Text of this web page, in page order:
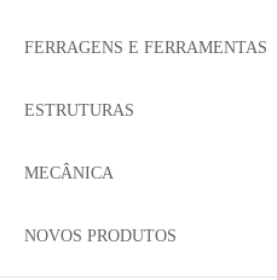
FERRAGENS E FERRAMENTAS
ESTRUTURAS
MECÂNICA
NOVOS PRODUTOS